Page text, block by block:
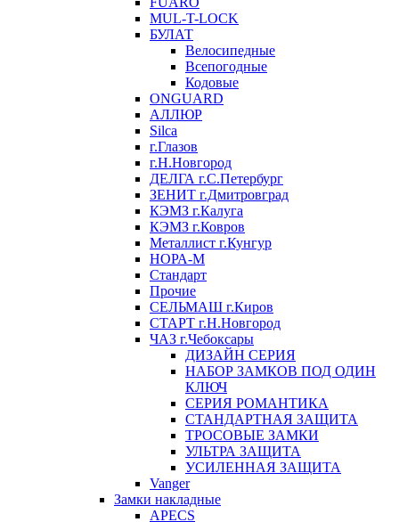
MUL-T-LOCK
БУЛАТ
Велосипедные
Всепогодные
Кодовые
ONGUARD
АЛЛЮР
Silca
г.Глазов
г.Н.Новгород
ДЕЛГА г.С.Петербург
ЗЕНИТ г.Дмитровград
КЭМЗ г.Калуга
КЭМЗ г.Ковров
Металлист г.Кунгур
НОРА-М
Стандарт
Прочие
СЕЛЬМАШ г.Киров
СТАРТ г.Н.Новгород
ЧАЗ г.Чебоксары
ДИЗАЙН СЕРИЯ
НАБОР ЗАМКОВ ПОД ОДИН
КЛЮЧ
СЕРИЯ РОМАНТИКА
СТАНДАРТНАЯ ЗАЩИТА
ТРОСОВЫЕ ЗАМКИ
УЛЬТРА ЗАЩИТА
УСИЛЕННАЯ ЗАЩИТА
Vanger
Замки накладные
APECS